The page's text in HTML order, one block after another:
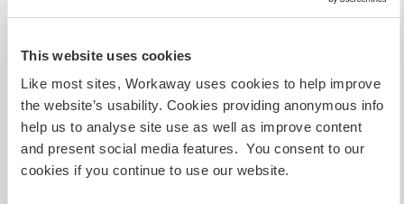
This website uses cookies
Like most sites, Workaway uses cookies to help improve
the website’s usability. Cookies providing anonymous info
help us to analyse site use as well as improve content
and present social media features. You consent to our
cookies if you continue to use our website.
¿Cuántos voluntarios puedes
hospedar?
Dos